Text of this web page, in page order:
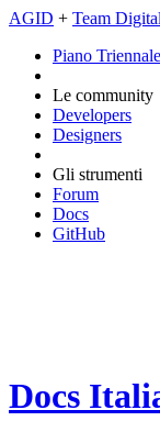
AGID + Team
Piano Triennale
Le community
Developers
Designers
Gli strumenti
Forum
Docs
GitHub
Docs